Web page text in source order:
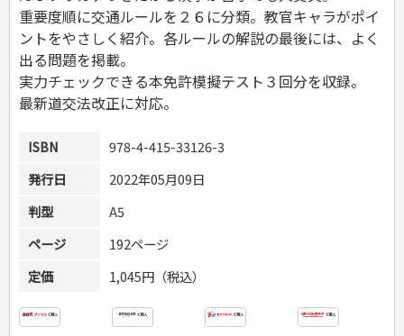
重要度順に交通ルールを２６に分類。教官キャラがポイ
ントをやさしく紹介。各ルールの解説の最後には、よく
出る問題を掲載。
実力チェックできる本免許模擬テスト３回分を収録。
最新道交法改正に対応。
ISBN
978-4-415-33126-3
発行日
2022年05月09日
判型
A5
ページ
192ページ
定価
1,045円（税込）